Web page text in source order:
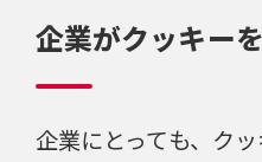
企業がクッキー
企業にとっても、ク